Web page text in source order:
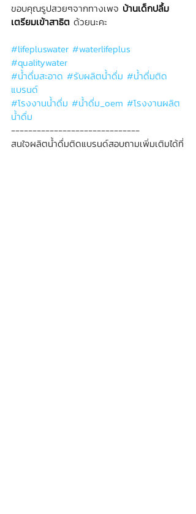
ขอบคุณรูปสวยๆจากทางเพจ บ้านเด็กปลื้ม
เตรียมเข้าสาธิต ด้วยนะคะ
#lifepluswater #waterlifeplus
#qualitywater
#น้ำดื่มสะอาด #รับผลิตน้ำดื่ม #น้ำดื่มติด
แบรนด์
#โรงงานน้ำดื่ม #น้ำดื่ม_oem #โรงงานผลิต
น้ำดื่ม
------------------------------
สนใจผลิตน้ำดื่มติดแบรนด์สอบถามเพิ่มเติมได้ที่